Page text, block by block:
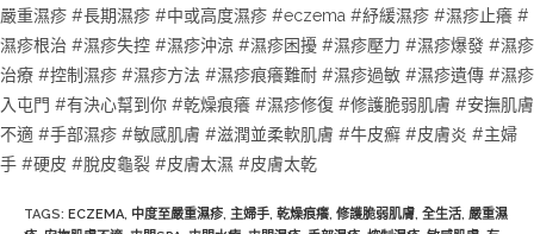
嚴重濕疹 #長期濕疹 #中或高度濕疹 #eczema #紓緩濕疹 #濕疹止癢 #
濕疹根治 #濕疹失控 #濕疹沖涼 #濕疹困擾 #濕疹壓力 #濕疹爆發 #濕疹
治療 #控制濕疹 #濕疹方法 #濕疹痕癢難耐 #濕疹過敏 #濕疹遺傳 #濕疹
入屯門 #有決心幫到你 #乾燥痕癢 #濕疹修復 #修護脆弱肌膚 #安撫肌膚
不適 #手部濕疹 #敏感肌膚 #滋潤並柔軟肌膚 #牛皮癬 #皮膚炎 #主婦
手 #硬皮 #脫皮龜裂 #皮膚太濕 #皮膚太乾
TAGS: ECZEMA 中度至嚴重濕疹 主婦手 乾燥痕癢 修護脆弱肌膚 全生活 嚴重濕